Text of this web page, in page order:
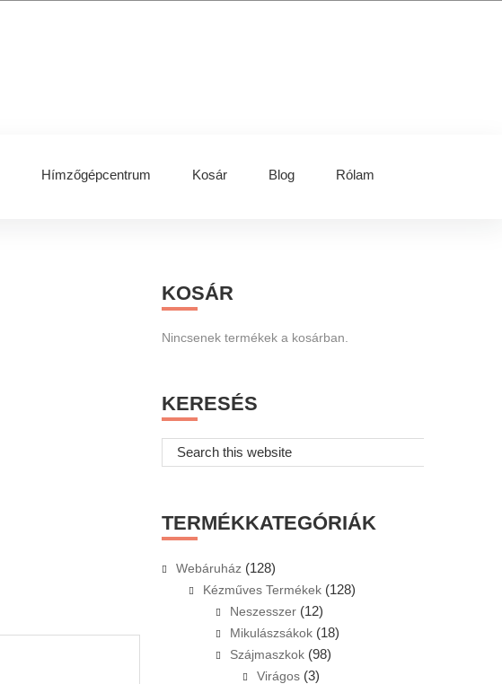
Hímzőgépcentrum Kosár Blog Rólam
Primary
Sidebar
KOSÁR
Nincsenek termékek a kosárban.
KERESÉS
Search
this
TERMÉKKATEGÓRIÁK
Webáruház (128)
Kézműves Termékek (128)
Neszesszer (12)
Mikulászsákok (18)
Szájmaszkok (98)
Virágos (3)